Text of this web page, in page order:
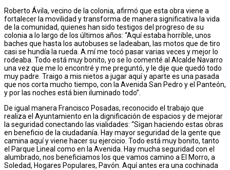
Roberto Ávila, vecino de la colonia, afirmó que esta obra viene a
fortalecer la movilidad y transforma de manera significativa la vida
de la comunidad, quienes han sido testigos del progreso de su
colonia a lo largo de los últimos años: “Aquí estaba horrible, unos
baches que hasta los autobuses se ladeaban, las motos que de tiro
casi se hundía la rueda. A mí me tocó pasar varias veces y mejor lo
rodeaba. Todo está muy bonito, yo se lo comenté al Alcalde Navarro
una vez que me lo encontré y me preguntó, y le dije que quedó todo
muy padre. Traigo a mis nietos a jugar aquí y aparte es una pasada
que nos corta mucho tiempo, con la Avenida San Pedro y el Panteón,
y por las noches está bien iluminado todo”.
De igual manera Francisco Posadas, reconocido el trabajo que
realiza el Ayuntamiento en la dignificación de espacios y de mejorar
la seguridad conectando las vialidades: “Sigan haciendo estas obras
en beneficio de la ciudadanía. Hay mayor seguridad de la gente que
camina aquí y viene hacer su ejercicio. Todo está muy bonito, tanto
el Parque Lineal como en la Avenida. Hay mucha seguridad con el
alumbrado, nos beneficiamos los que vamos camino a El Morro, a
Soledad, Hogares Populares, Pavón. Aquí antes era una cochinada